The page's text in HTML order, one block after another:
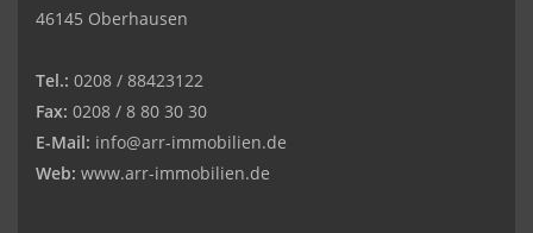
46145 Oberhausen
Tel.: 0208 / 88423122
Fax: 0208 / 8 80 30 30
E-Mail: info@arr-immobilien.de
Web: www.arr-immobilien.de